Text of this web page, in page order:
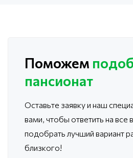
Поможем
пансионат
Оставьте заявку и наш
вами, чтобы ответить на все
подобрать лучший вариант
близкого!